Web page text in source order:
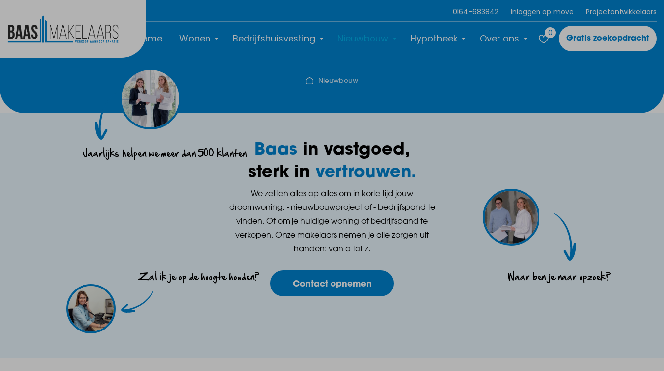
0164-683842 Inloggen op move Projectontwikkelaars
Home Wonen Bedrijfshuisvesting Nieuwbouw Hypotheek Over ons 0
Gratis zoekopdracht
Nieuwbouw
Jaarlijks helpen we meer dan 500 klanten
Waar ben je naar opzoek?
Zal ik je op de hoogte houden?
Baas in vastgoed,
sterk in vertrouwen.
We zetten alles op alles om in korte tijd jouw
droomwoning, - nieuwbouwproject of - bedrijfspand te
vinden. Of om je huidige woning of bedrijfspand te
verkopen. Onze makelaars nemen je alle zorgen uit
handen: van a tot z.
Contact opnemen